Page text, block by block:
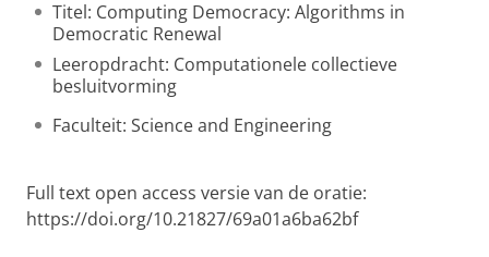
Titel: Computing Democracy: Algorithms in
Democratic Renewal
Leeropdracht: Computationele collectieve
besluitvorming
Faculteit: Science and Engineering
Full text open access versie van de oratie:
https://doi.org/10.21827/69a01a6ba62bf